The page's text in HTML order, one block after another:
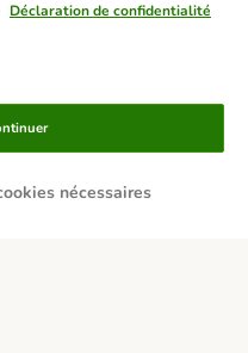
Déclaration de confidentialité
nécessaires